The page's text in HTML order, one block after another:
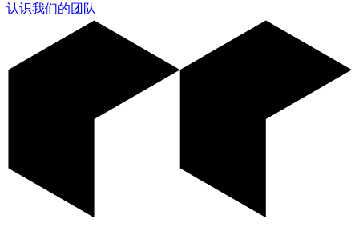
认识我们的团队